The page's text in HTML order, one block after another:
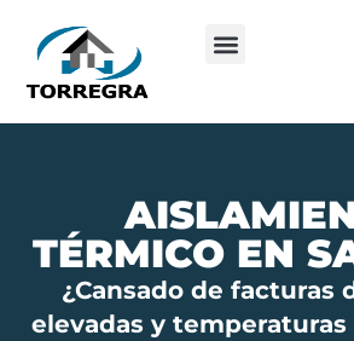
TÉRMICO EN
¿Cansado de facturas
elevadas y